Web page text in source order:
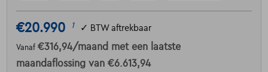
€20.990 1 ✓ BTW aftrekbaar
Vanaf €316,94/maand met een laatste
maandaflossing van €6.613,94